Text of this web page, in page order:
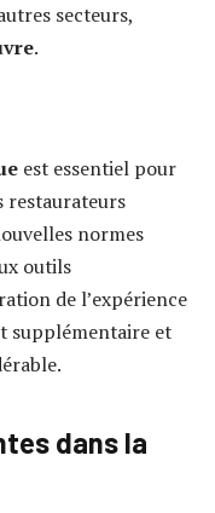
secteurs,
.
est essentiel pour
restaurateurs
normes
outils
de l’expérience
supplémentaire et
dans la